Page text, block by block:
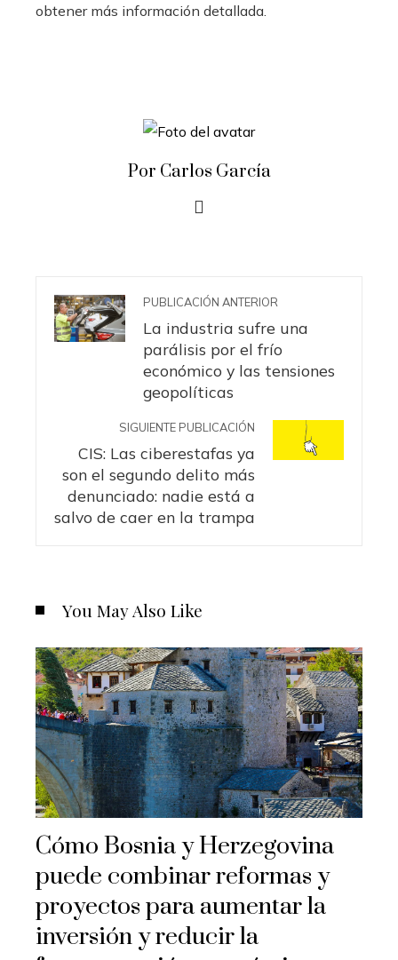
obtener más información detallada.
Por Carlos García
PUBLICACIÓN ANTERIOR
La industria sufre una
parálisis por el frío
económico y las tensiones
geopolíticas
SIGUIENTE PUBLICACIÓN
CIS: Las ciberestafas ya
son el segundo delito más
denunciado: nadie está a
salvo de caer en la trampa
You May Also Like
Cómo Bosnia y Herzegovina
puede combinar reformas y
proyectos para aumentar la
inversión y reducir la